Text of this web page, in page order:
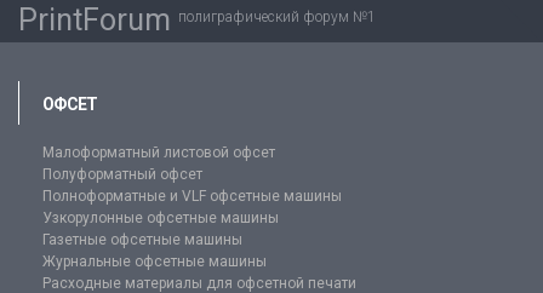
PrintForum полиграфический форум №1
ОФСЕТ
Малоформатный листовой офсет
Полуформатный офсет
Полноформатные и VLF офсетные машины
Узкорулонные офсетные машины
Газетные офсетные машины
Журнальные офсетные машины
Расходные материалы для офсетной печати